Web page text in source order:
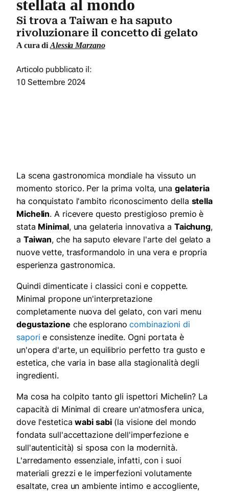
stellata al mondo
Si trova a Taiwan e ha saputo
rivoluzionare il concetto di gelato
A cura di Alessia Marzano
Articolo pubblicato il:
10 Settembre 2024
La scena gastronomica mondiale ha vissuto un
momento storico. Per la prima volta, una gelateria
ha conquistato l'ambito riconoscimento della stella
Michelin. A ricevere questo prestigioso premio è
stata Minimal, una gelateria innovativa a Taichung,
a Taiwan, che ha saputo elevare l'arte del gelato a
nuove vette, trasformandolo in una vera e propria
esperienza gastronomica.
Quindi dimenticate i classici coni e coppette.
Minimal propone un'interpretazione
completamente nuova del gelato, con vari menu
degustazione che esploranocombinazioni di
sapori e consistenze inedite. Ogni portata è
un'opera d'arte, un equilibrio perfetto tra gusto e
estetica, che varia in base alla stagionalità degli
ingredienti.
Ma cosa ha colpito tanto gli ispettori Michelin? La
capacità di Minimal di creare un'atmosfera unica,
dove l'esteticawabi sabi(la visione del mondo
fondata sull'accettazione dell'imperfezione e
sull'autenticità) si sposa con la modernità.
L'arredamento essenziale, infatti, con i suoi
materiali grezzi e le imperfezioni volutamente
esaltate, crea un ambiente intimo e accogliente,